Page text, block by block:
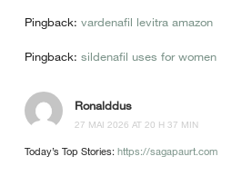
Pingback: vardenafil levitra amazon
Pingback: sildenafil uses for women
Ronalddus
27 MAI 2026 AT 20 H 37 MIN
Today’s Top Stories: https://sagapaurt.com